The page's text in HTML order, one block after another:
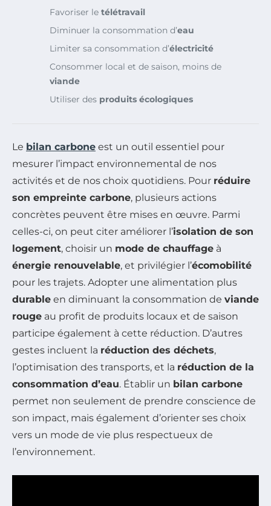
Favoriser le télétravail
Diminuer la consommation d’eau
Limiter sa consommation d’électricité
Consommer local et de saison, moins de
viande
Utiliser des produits écologiques
Le bilan carbone est un outil essentiel pour
mesurer l’impact environnemental de nos
activités et de nos choix quotidiens. Pour réduire
son empreinte carbone, plusieurs actions
concrètes peuvent être mises en œuvre. Parmi
celles-ci, on peut citer améliorer l’isolation de son
logement, choisir un mode de chauffage à
énergie renouvelable, et privilégier l’écomobilité
pour les trajets. Adopter une alimentation plus
durable en diminuant la consommation de viande
rouge au profit de produits locaux et de saison
participe également à cette réduction. D’autres
gestes incluent la réduction des déchets,
l’optimisation des transports, et la réduction de la
consommation d’eau. Établir un bilan carbone
permet non seulement de prendre conscience de
son impact, mais également d’orienter ses choix
vers un mode de vie plus respectueux de
l’environnement.